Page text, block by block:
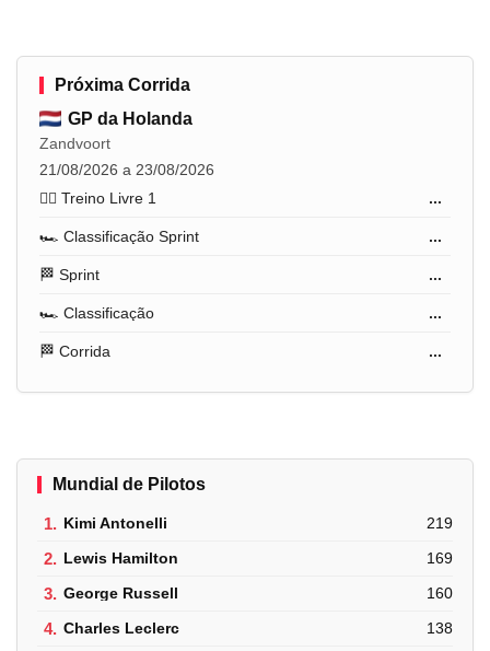
Próxima Corrida
GP da Holanda
Zandvoort
21/08/2026 a 23/08/2026
🏋️‍♂️ Treino Livre 1
...
🏎️ Classificação Sprint ...
🏁 Sprint ...
🏎️ Classificação ...
🏁 Corrida ...
Mundial de Pilotos
1. Kimi Antonelli 219
2. Lewis Hamilton 169
3. George Russell 160
4. Charles Leclerc 138